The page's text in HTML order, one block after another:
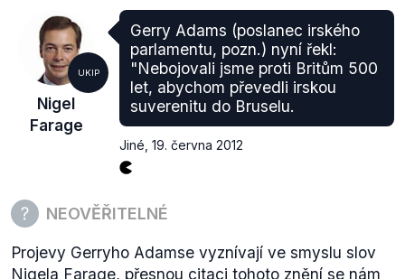
televizní debatě napadl kandidát Zlatého úsvitu dvě
levicové političky.
Mediálně známými jsou rovněžzáběry z povolební
tiskové konference, kde na přítomné novináře
straničtí "bodyguardi" pokřikovali, aby "
ukázali respekt"přicházejícímu předsedovi strany,
který posléze přednesl "svérázný projev". Zlatému
úsvitu vyjadřuje sympatie na svém
za nástupnickou stranu zrušené extremistické
UKIP
Nigel
Farage
Gerry Adams (poslanec irského
parlamentu, pozn.) nyní řekl:
"Nebojovali jsme proti Britům 500
let, abychom převedli irskou
suverenitu do Bruselu.
Jiné 19. června 2012
NEOVĚŘITELNÉ
Projevy Gerryho Adamse vyznívají ve smyslu slov
Nigela Farage, přesnou citaci tohoto znění se nám